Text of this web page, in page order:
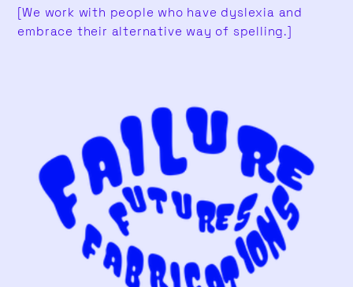
[We work with people who have dyslexia and
embrace their alternative way of spelling.]